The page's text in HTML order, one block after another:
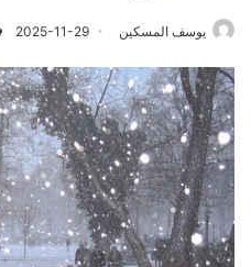
يوسف المسكين 2025-11-29